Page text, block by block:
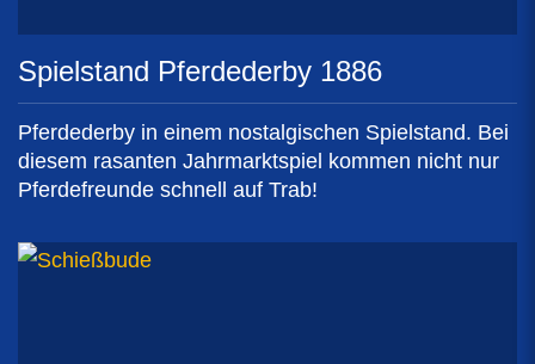
Spielstand Pferdederby 1886
Pferdederby in einem nostalgischen Spielstand. Bei
diesem rasanten Jahrmarktspiel kommen nicht nur
Pferdefreunde schnell auf Trab!